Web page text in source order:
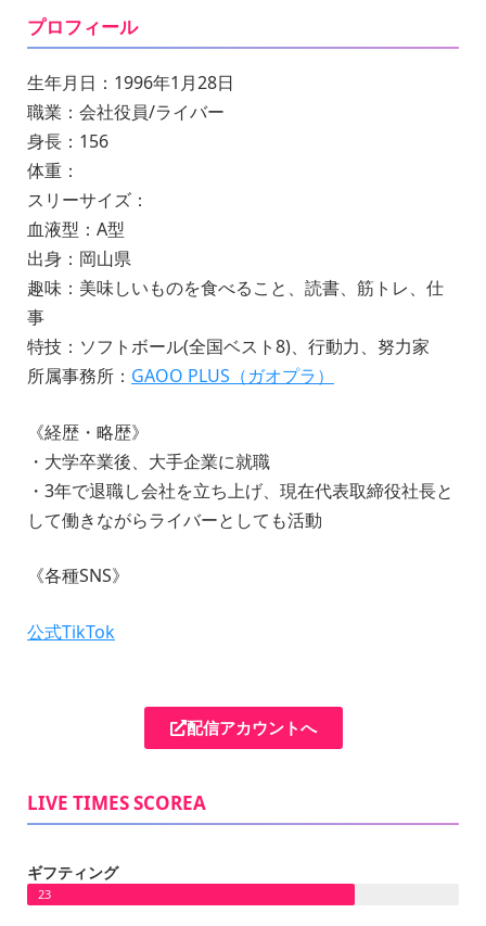
プロフィール
生年月日：1996年1月28日
職業：会社役員/ライバー
身長：156
体重：
スリーサイズ：
血液型：A型
出身：岡山県
趣味：美味しいものを食べること、読書、筋トレ、仕
事
特技：ソフトボール(全国ベスト8)、行動力、努力家
所属事務所： GAOO PLUS（ガオプラ）
《経歴・略歴》
・大学卒業後、大手企業に就職
・3年で退職し会社を立ち上げ、現在代表取締役社長と
して働きながらライバーとしても活動
《各種SNS》
公式TikTok
配信アカウントへ
LIVE TIMES SCOREA
ギフティング
23